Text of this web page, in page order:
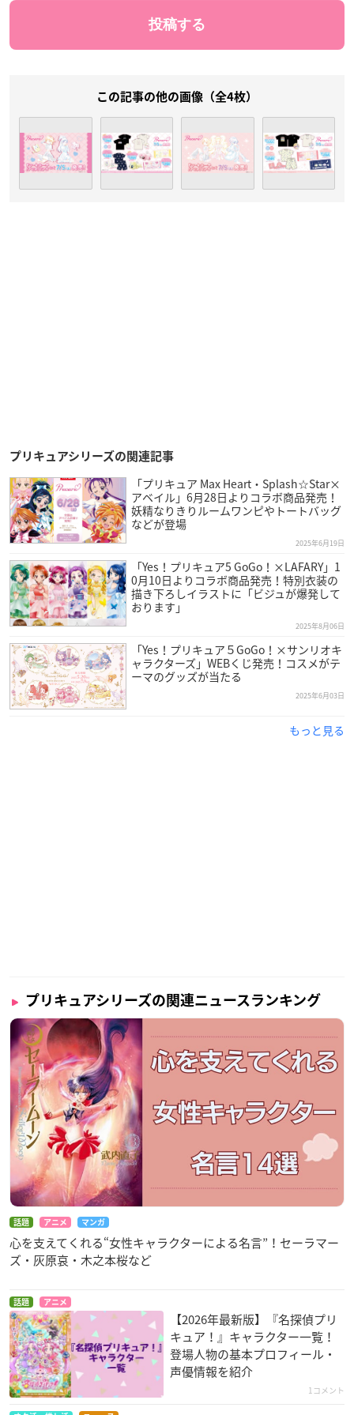
この記事の他の画像（全4枚）
プリキュアシリーズの関連記事
「プリキュア Max Heart・Splash☆Star×
アベイル」6月28日よりコラボ商品発売！
妖精なりきりルームワンピやトートバッグ
などが登場
2025年6月19日
「Yes！プリキュア5 GoGo！×LAFARY」1
0月10日よりコラボ商品発売！特別衣装の
描き下ろしイラストに「ビジュが爆発して
おります」
2025年8月06日
「Yes！プリキュア５GoGo！×サンリオキ
ャラクターズ」WEBくじ発売！コスメがテ
ーマのグッズが当たる
2025年6月03日
もっと見る
プリキュアシリーズの関連ニュースランキング
話題 アニメ マンガ
心を支えてくれる“女性キャラクターによる名言”！セーラマー
ズ・灰原哀・木之本桜など
話題 アニメ
【2026年最新版】『名探偵プリ
キュア！』キャラクター一覧！
登場人物の基本プロフィール・
声優情報を紹介
1コメント